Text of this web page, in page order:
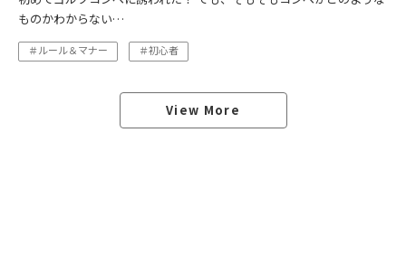
ものかわからない…
＃ルール＆マナー ＃初心者
View More